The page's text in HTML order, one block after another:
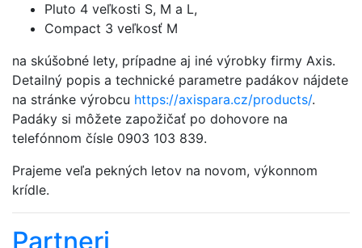
Pluto 4 veľkosti S, M a L,
Compact 3 veľkosť M
na skúšobné lety, prípadne aj iné výrobky firmy Axis.
Detailný popis a technické parametre padákov nájdete
na stránke výrobcu https://axispara.cz/products/.
Padáky si môžete zapožičať po dohovore na
telefónnom čísle 0903 103 839.
Prajeme veľa pekných letov na novom, výkonnom
krídle.
Partneri